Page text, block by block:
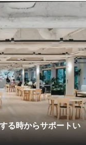
る時からサポートい